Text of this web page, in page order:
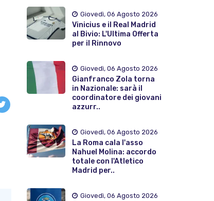
Giovedì, 06 Agosto 2026
Vinicius e il Real Madrid
al Bivio: L'Ultima Offerta
per il Rinnovo
Giovedì, 06 Agosto 2026
Gianfranco Zola torna
in Nazionale: sarà il
coordinatore dei giovani
azzurr..
Giovedì, 06 Agosto 2026
La Roma cala l'asso
Nahuel Molina: accordo
totale con l'Atletico
Madrid per..
Giovedì, 06 Agosto 2026